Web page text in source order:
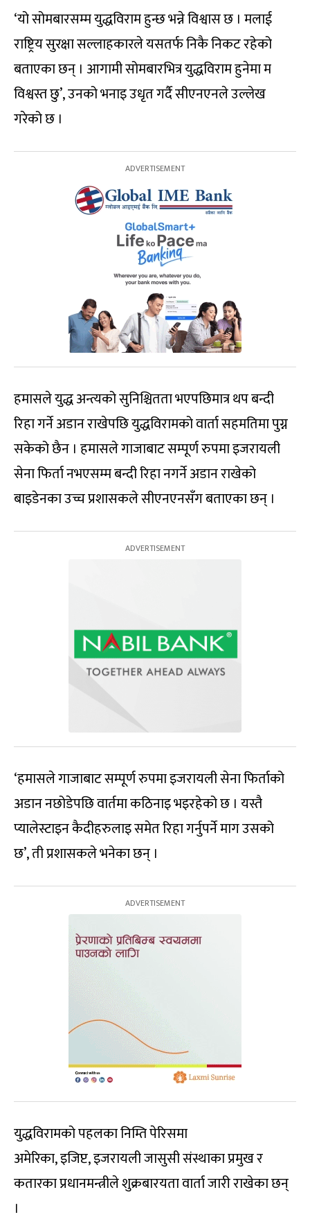
‘यो सोमबारसम्म युद्धविराम हुन्छ भन्ने विश्वास छ । मलाई
राष्ट्रिय सुरक्षा सल्लाहकारले यसतर्फ निकै निकट रहेको
बताएका छन् । आगामी सोमबारभित्र युद्धविराम हुनेमा म
विश्वस्त छु’, उनको भनाइ उधृत गर्दै सीएनएनले उल्लेख
गरेको छ ।
हमासले युद्ध अन्त्यको सुनिश्चितता भएपछिमात्र थप बन्दी
रिहा गर्ने अडान राखेपछि युद्धविरामको वार्ता सहमतिमा पुग्न
सकेको छैन । हमासले गाजाबाट सम्पूर्ण रुपमा इजरायली
सेना फिर्ता नभएसम्म बन्दी रिहा नगर्ने अडान राखेको
बाइडेनका उच्च प्रशासकले सीएनएनसँग बताएका छन् ।
‘हमासले गाजाबाट सम्पूर्ण रुपमा इजरायली सेना फिर्ताको
अडान नछोडेपछि वार्तमा कठिनाइ भइरहेको छ । यस्तै
प्यालेस्टाइन कैदीहरुलाइ समेत रिहा गर्नुपर्ने माग उसको
छ’, ती प्रशासकले भनेका छन् ।
युद्धविरामको पहलका निम्ति पेरिसमा
अमेरिका, इजिप्ट, इजरायली जासुसी संस्थाका प्रमुख र
कतारका प्रधानमन्त्रीले शुक्रबारयता वार्ता जारी राखेका छन्
।